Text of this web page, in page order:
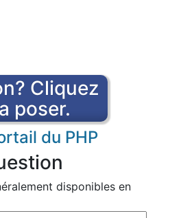
Cliquez
poser.
du PHP
disponibles en